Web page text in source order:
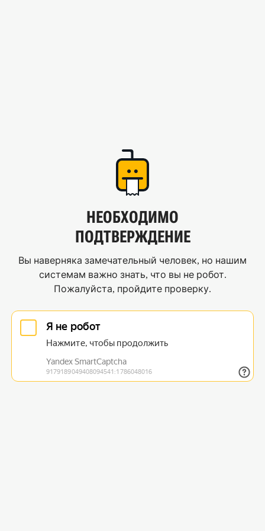
НЕОБХОДИМО
ПОДТВЕРЖДЕНИЕ
Вы наверняка замечательный человек, но нашим
системам важно знать, что вы не робот.
Пожалуйста, пройдите проверку.